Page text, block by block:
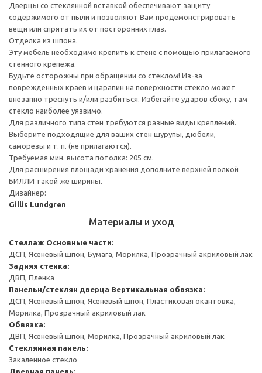
Дверцы со стеклянной вставкой обеспечивают защиту
содержимого от пыли и позволяют Вам продемонстрировать
вещи или спрятать их от посторонних глаз.
Отделка из шпона.
Эту мебель необходимо крепить к стене с помощью прилагаемого
стенного крепежа.
Будьте осторожны при обращении со стеклом! Из-за
поврежденных краев и царапин на поверхности стекло может
внезапно треснуть и/или разбиться. Избегайте ударов сбоку, там
стекло наиболее уязвимо.
Для различного типа стен требуются разные виды креплений.
Выберите подходящие для ваших стен шурупы, дюбели,
саморезы и т. п. (не прилагаются).
Требуемая мин. высота потолка: 205 см.
Для расширения площади хранения дополните верхней полкой
БИЛЛИ такой же ширины.
Дизайнер:
Gillis Lundgren
Материалы и уход
Стеллаж Основные части:
ДСП, Ясеневый шпон, Бумага, Морилка, Прозрачный акриловый лак
Задняя стенка:
ДВП, Пленка
Панельн/стеклян дверца Вертикальная обвязка:
ДСП, Ясеневый шпон, Ясеневый шпон, Пластиковая окантовка,
Морилка, Прозрачный акриловый лак
Обвязка:
ДВП, Ясеневый шпон, Морилка, Прозрачный акриловый лак
Стеклянная панель:
Закаленное стекло
Дверная панель: